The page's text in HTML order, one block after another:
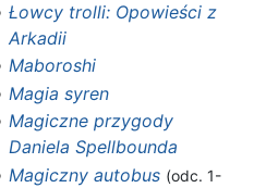
Łowcy trolli: Opowieści z
Arkadii
Maboroshi
Magia syren
Magiczne przygody
Daniela Spellbounda
Magiczny autobus (odc. 1-